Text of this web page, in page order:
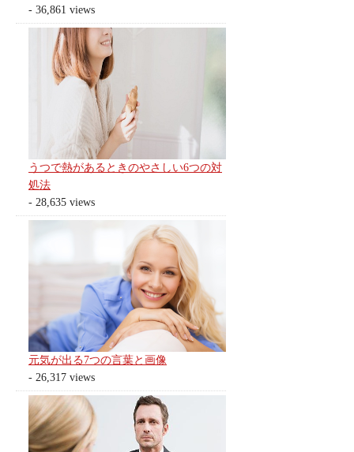
- 36,861 views
うつで熱があるときのやさしい6つの対
処法
- 28,635 views
元気が出る7つの言葉と画像
- 26,317 views